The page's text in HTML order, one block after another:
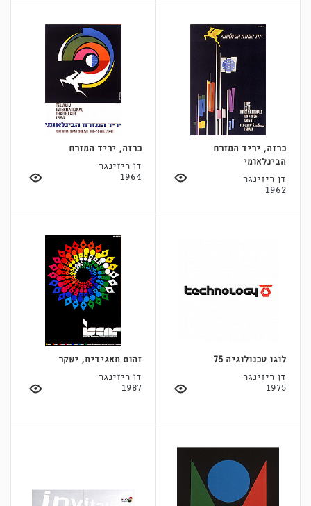
כרזה, יריד המזרח
הבינלאומי
דן ריזינגר
1962
כרזה, יריד המזרח
דן ריזינגר
1964
לוגו טכנולוגיה 75
דן ריזינגר
1975
זהות תאגידית, ישקר
דן ריזינגר
1987